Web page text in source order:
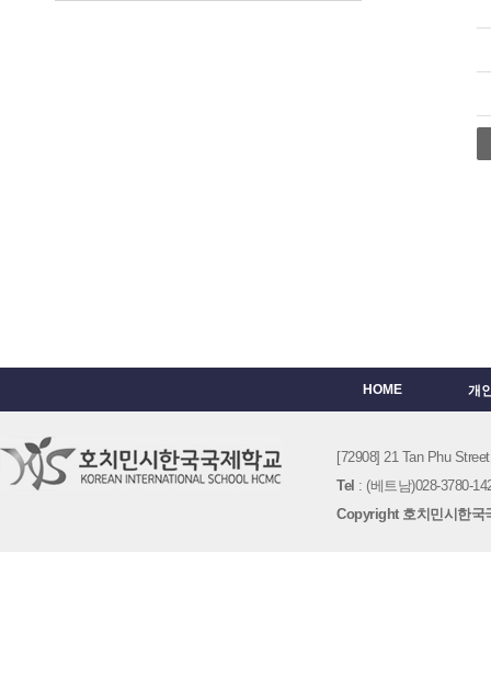
HOME 개
[72908] 21 Tan Phu
Tel : (베트남)028-3780-
Copyright 호치민시한국